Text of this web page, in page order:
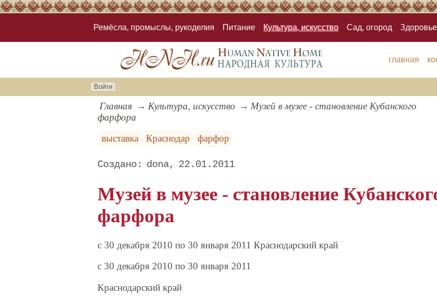
Ремёсла, промыслы, рукоделия Питание Культура, искусство Сад, огород Здоровье
главная
Войти
Главная Культура, искусство
Музей в музее - становление Кубанского
фарфора
выставка
Краснодар фарфор
dona 22.01.2011
Музей в музее - становление
фарфора
c 30 декабря 2010 по 30 января 2011 Краснодарский край
c 30 декабря 2010 по 30 января 2011
Краснодарский край